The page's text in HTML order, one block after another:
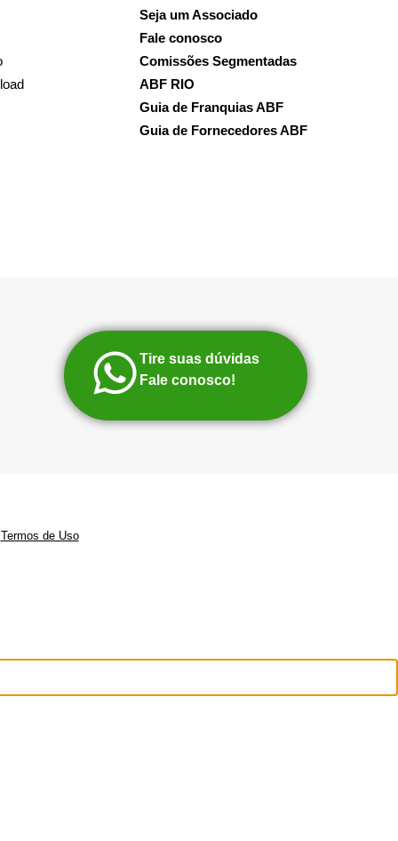
Seja um Associado
Fale conosco
Comissões Segmentadas
ABF RIO
Guia de Franquias ABF
Guia de Fornecedores ABF
Tire suas dúvidas
Fale conosco!
Termos de Uso